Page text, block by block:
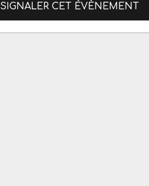
SIGNALER CET ÉVÈNEMENT